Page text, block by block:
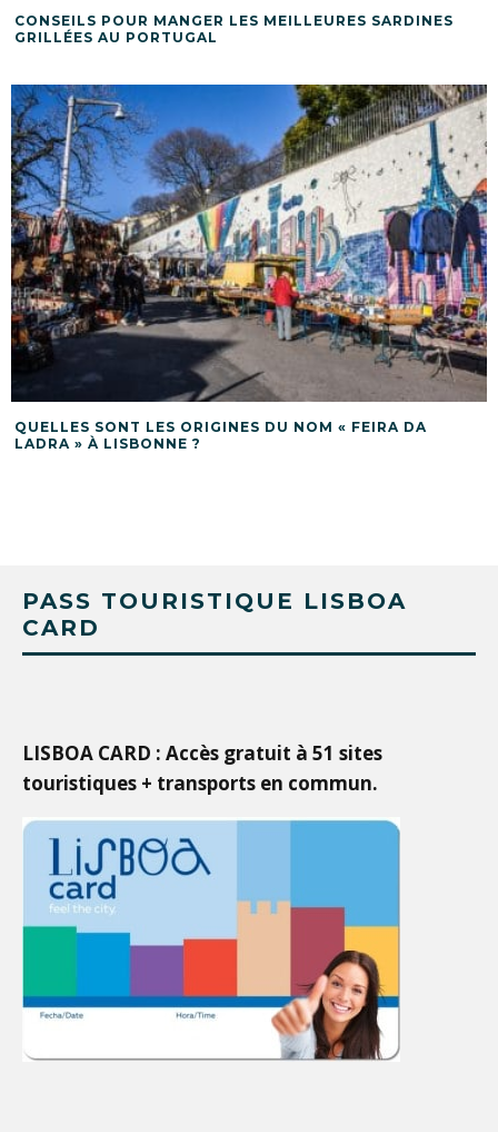
CONSEILS POUR MANGER LES MEILLEURES SARDINES
GRILLÉES AU PORTUGAL
QUELLES SONT LES ORIGINES DU NOM « FEIRA DA
LADRA » À LISBONNE ?
PASS TOURISTIQUE LISBOA
CARD
LISBOA CARD : Accès gratuit à 51 sites
touristiques + transports en commun.